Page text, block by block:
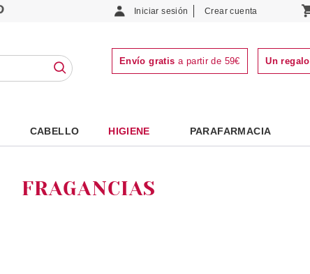
Iniciar sesión Crear cuenta
Envío gratis a partir de 59€ Un regalo
CABELLO HIGIENE PARAFARMACIA
FRAGANCIAS